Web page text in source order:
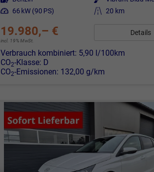
Leistung 66 kW (90 PS) Kilometerstand 20 km
19.980,– €
incl. 19% MwSt.
Details
Verbrauch kombiniert: 5,90 l/100km
CO2-Klasse: D
CO2-Emissionen: 132,00 g/km